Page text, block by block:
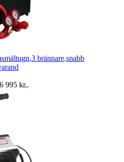
brännare,snabb
6 995 kr,.